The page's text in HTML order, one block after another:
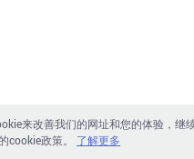
来改善我们的网址和您的体验，继
cookie政策。
了解更多